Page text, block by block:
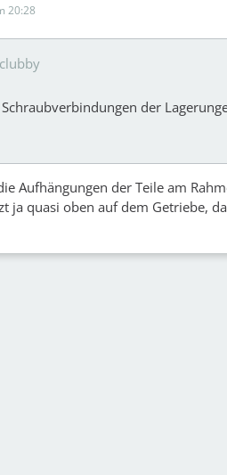
20:28
der
Aufhängungen der Teile am
ja quasi oben auf dem Getriebe,